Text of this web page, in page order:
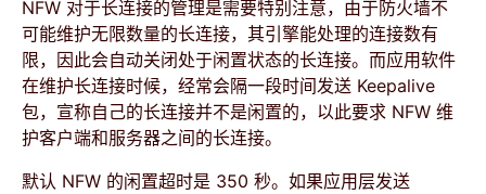
NFW 对于长连接的管理是需要特别注意，由于防火墙不
可能维护无限数量的长连接，其引擎能处理的连接数有
限，因此会自动关闭处于闲置状态的长连接。而应用软件
在维护长连接时候，经常会隔一段时间发送 Keepalive
包，宣称自己的长连接并不是闲置的，以此要求 NFW 维
护客户端和服务器之间的长连接。
默认 NFW 的闲置超时是 350 秒。如果应用层发送